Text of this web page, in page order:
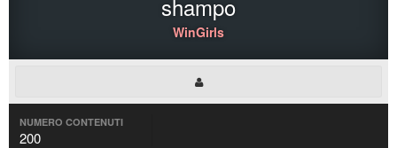
shampo
WinGirls
NUMERO CONTENUTI
200